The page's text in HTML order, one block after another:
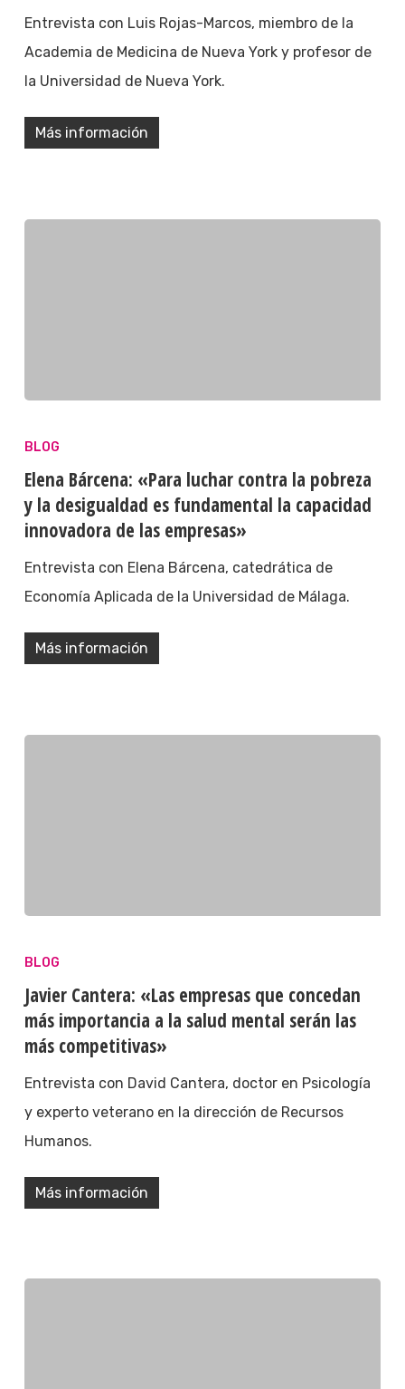
Entrevista con Luis Rojas-Marcos, miembro de la
Academia de Medicina de Nueva York y profesor de
la Universidad de Nueva York.
Más información
BLOG
Elena Bárcena: «Para luchar contra la pobreza
y la desigualdad es fundamental la capacidad
innovadora de las empresas»
Entrevista con Elena Bárcena, catedrática de
Economía Aplicada de la Universidad de Málaga.
Más información
BLOG
Javier Cantera: «Las empresas que concedan
más importancia a la salud mental serán las
más competitivas»
Entrevista con David Cantera, doctor en Psicología
y experto veterano en la dirección de Recursos
Humanos.
Más información